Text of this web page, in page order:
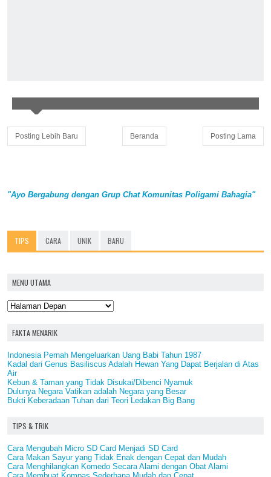
Posting Lebih Baru Posting Lama
Beranda
"Ayo Bergabung dengan Grup Chat Komunitas Poligami Bahagia"
TIPS CARA UNIK BARU
MENU UTAMA
FAKTA MENARIK
Indonesia Pernah Mengeluarkan Uang Babi Tahun 1987
Kadal dari Genus Basiliscus Adalah Hewan Yang Dapat Berjalan di Atas
Air
Kebun & Taman yang Tidak Disukai/Dibenci Nyamuk
Dulunya Negara Vatikan adalah Negara yang Besar
Bukti Keberadaan Tuhan dari Teori Ledakan Big Bang
TIPS & TRIK
Cara Mengubah Micro SD Card Menjadi SD Card
Cara Makan Sayur yang Tidak Enak dengan Cepat dan Mudah
Cara Menghilangkan Komedo Secara Alami dengan Obat Alami